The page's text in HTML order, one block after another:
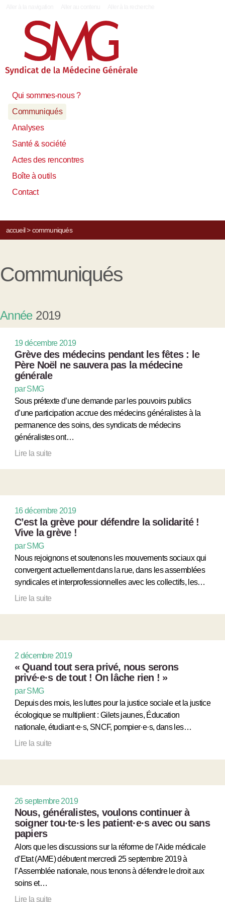
Qui sommes-nous ?
Communiqués
Analyses
Santé & société
Actes des rencontres
Boîte à outils
Contact
accueil> communiqués
Communiqués
Année2019
19 décembre 2019
Grève des médecins pendant les fêtes : le
Père Noël ne sauvera pas la médecine
générale
par SMG
Sous prétexte d’une demande par les pouvoirs publics
d’une participation accrue des médecins généralistes à la
permanence des soins, des syndicats de médecins
généralistes ont…
Lire la suite
16 décembre 2019
C’est la grève pour défendre la solidarité !
Vive la grève !
par SMG
Nous rejoignons et soutenons les mouvements sociaux qui
convergent actuellement dans la rue, dans les assemblées
syndicales et interprofessionnelles avec les collectifs, les…
Lire la suite
2 décembre 2019
« Quand tout sera privé, nous serons
privé·e·s de tout ! On lâche rien ! »
par SMG
Depuis des mois, les luttes pour la justice sociale et la justice
écologique se multiplient : Gilets jaunes, Éducation
nationale, étudiant·e·s, SNCF, pompier·e·s, dans les…
Lire la suite
26 septembre 2019
Nous, généralistes, voulons continuer à
soigner tou·te·s les patient·e·s avec ou sans
papiers
Alors que les discussions sur la réforme de l’Aide médicale
d’Etat (AME) débutent mercredi 25 septembre 2019 à
l’Assemblée nationale, nous tenons à défendre le droit aux
soins et…
Lire la suite